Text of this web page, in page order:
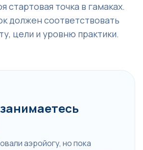
стартовая точка в гамаках.
должен соответствовать
цели и уровню практики.
аэройогу, но пока